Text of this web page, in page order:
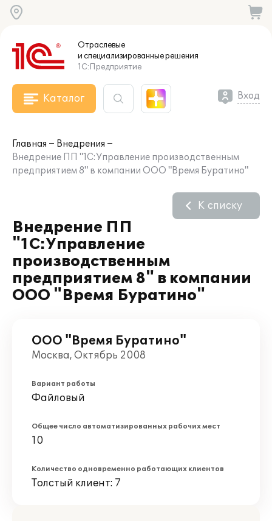
Отраслевые
и специализированныерешения
1С:Предприятие
Каталог Вход
Главная
Внедрения
Внедрение ПП "1С:Управление производственным
предприятием 8" в компании ООО "Время Буратино"
Внедрение ПП
"1С:Управление
производственным
предприятием 8" в компании
ООО "Время Буратино"
К списку
ООО "Время Буратино"
Москва, Октябрь 2008
Вариант работы
Файловый
Общее число автоматизированных рабочих мест
10
Количество одновременно работающих клиентов
Толстый клиент: 7